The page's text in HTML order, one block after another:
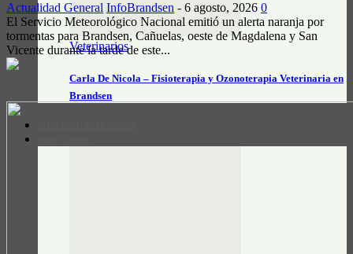
Veterinarios
Carla De Nicola – Fisioterapia y Ozonoterapia Veterinaria en
Brandsen
Actualidad General InfoBrandsen - 6 agosto, 2026 0
El Servicio Meteorológico Nacional emitió un alerta naranja por
tormentas para Brandsen, Cañuelas, oeste de Magdalena y San
Vicente durante la tarde de este...